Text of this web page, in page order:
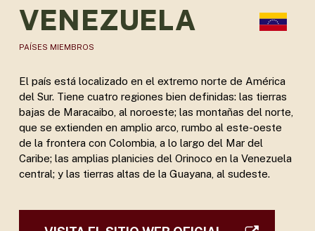
VENEZUELA
PAÍSES MIEMBROS
El país está localizado en el extremo norte de América
del Sur. Tiene cuatro regiones bien definidas: las tierras
bajas de Maracaibo, al noroeste; las montañas del norte,
que se extienden en amplio arco, rumbo al este-oeste
de la frontera con Colombia, a lo largo del Mar del
Caribe; las amplias planicies del Orinoco en la Venezuela
central; y las tierras altas de la Guayana, al sudeste.